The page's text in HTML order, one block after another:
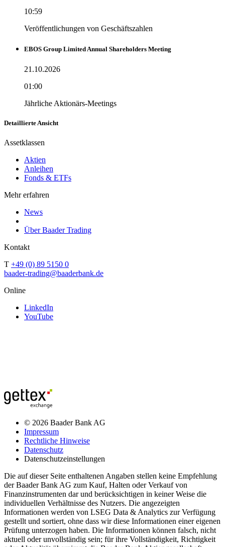
10:59
Veröffentlichungen von Geschäftszahlen
EBOS Group Limited Annual Shareholders Meeting
21.10.2026
01:00
Jährliche Aktionärs-Meetings
Detaillierte Ansicht
Assetklassen
Aktien
Anleihen
Fonds & ETFs
Mehr erfahren
News
Über Baader Trading
Kontakt
T +49 (0) 89 5150 0
baader-trading@baaderbank.de
Online
LinkedIn
YouTube
© 2026 Baader Bank AG
Impressum
Rechtliche Hinweise
Datenschutz
Datenschutzeinstellungen
Die auf dieser Seite enthaltenen Angaben stellen keine Empfehlung
der Baader Bank AG zum Kauf, Halten oder Verkauf von
Finanzinstrumenten dar und berücksichtigen in keiner Weise die
individuellen Verhältnisse des Nutzers. Die angezeigten
Informationen werden von LSEG Data & Analytics zur Verfügung
gestellt und sortiert, ohne dass wir diese Informationen einer eigenen
Prüfung unterzogen haben. Die Informationen können falsch, nicht
aktuell oder unvollständig sein; für ihre Vollständigkeit, Richtigkeit